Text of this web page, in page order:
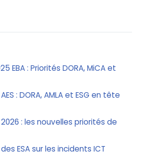
EBA : Priorités DORA, MiCA et
: DORA, AMLA et ESG en tête
: les nouvelles priorités de
ESA sur les incidents ICT